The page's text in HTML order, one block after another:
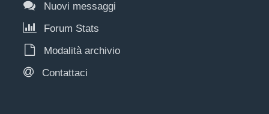
Nuovi messaggi
Forum Stats
Modalità archivio
Contattaci